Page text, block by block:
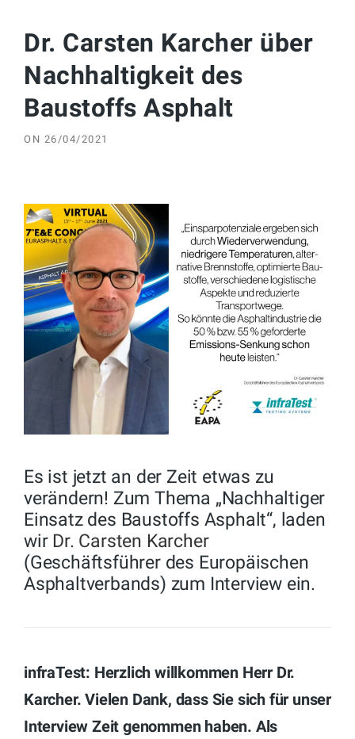
Dr. Carsten Karcher über
Nachhaltigkeit des
Baustoffs Asphalt
ON 26/04/2021
Es ist jetzt an der Zeit etwas zu
verändern! Zum Thema „Nachhaltiger
Einsatz des Baustoffs Asphalt“, laden
wir Dr. Carsten Karcher
(Geschäftsführer des Europäischen
Asphaltverbands) zum Interview ein.
infraTest: Herzlich willkommen Herr Dr.
Karcher. Vielen Dank, dass Sie sich für unser
Interview Zeit genommen haben. Als